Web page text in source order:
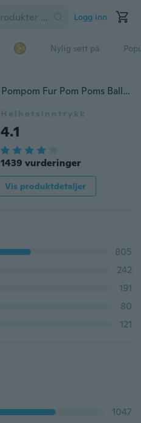
Logg inn
Nylig sett på
2 STK 12 CM Enorm Fox Fox Pompom Fur Pom Poms Ball DIY for hatter & capser Hatter Vesker Nøkkelring Håndveske Anheng Nøkkelring Tilbehør
Helhetsinntrykk
4.1
1439 vurderinger
Vis produktdetaljer
805
242
191
80
121
1047